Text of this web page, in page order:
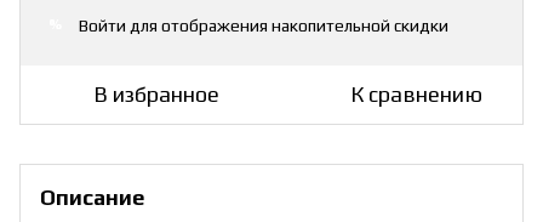
Войти для отображения накопительной скидки
В избранное К сравнению
Описание